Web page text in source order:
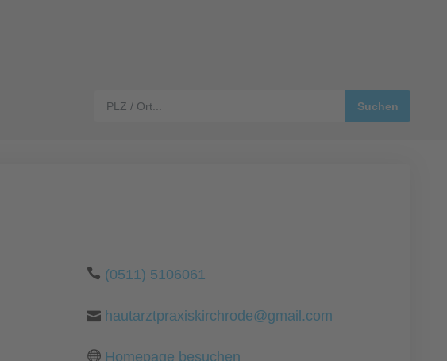
(0511) 5106061
hautarztpraxiskirchrode@gmail.com
Homepage besuchen